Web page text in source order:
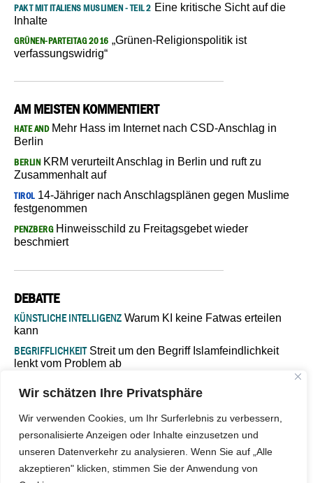
Wir schätzen Ihre Privatsphäre
Wir verwenden Cookies, um Ihr Surferlebnis zu verbessern,
personalisierte Anzeigen oder Inhalte einzusetzen und
unseren Datenverkehr zu analysieren. Wenn Sie auf „Alle
akzeptieren" klicken, stimmen Sie der Anwendung von
PAKT MIT ITALIENS MUSLIMEN - TEIL 2 Eine kritische Sicht auf die
Inhalte
GRÜNEN-PARTEITAG 2016 „Grünen-Religionspolitik ist
verfassungswidrig“
AM MEISTEN KOMMENTIERT
HATE ANDMehr Hass im Internet nach CSD-Anschlag in
Berlin
BERLIN KRM verurteilt Anschlag in Berlin und ruft zu
Zusammenhalt auf
TIROL14-Jähriger nach Anschlagsplänen gegen Muslime
festgenommen
PENZBERGHinweisschild zu Freitagsgebet wieder
beschmiert
DEBATTE
KÜNSTLICHE INTELLIGENZ Warum KI keine Fatwas erteilen
kann
BEGRIFFLICHKEITStreit um den Begriff Islamfeindlichkeit
lenkt vom Problem ab
Verantwortung bleibt“
ISLAMISCHE FAKULTÄT IN MÜNSTEREine kritische Schwelle für
die deutsche Religionspolitik
GASTBEITRAGWarum die muslimische Welt eine neue